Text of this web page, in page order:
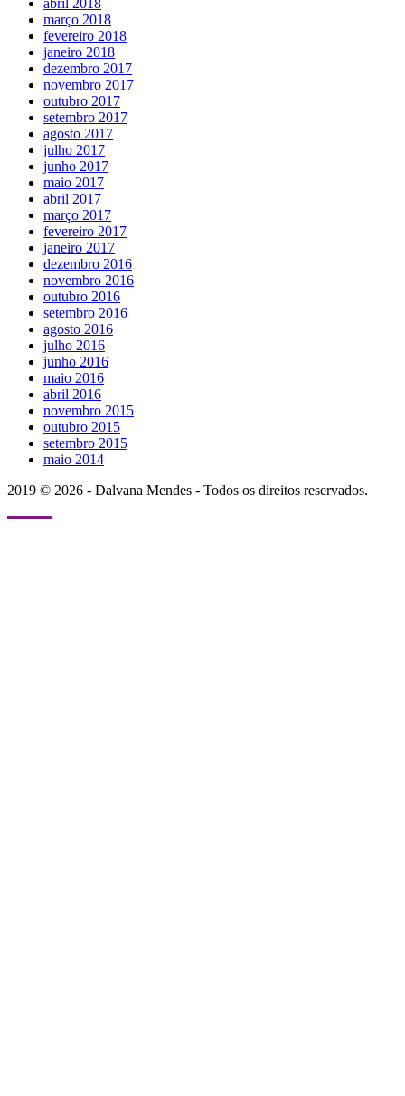
março 2018
fevereiro 2018
janeiro 2018
dezembro 2017
novembro 2017
outubro 2017
setembro 2017
agosto 2017
julho 2017
junho 2017
maio 2017
abril 2017
março 2017
fevereiro 2017
janeiro 2017
dezembro 2016
novembro 2016
outubro 2016
setembro 2016
agosto 2016
julho 2016
junho 2016
maio 2016
abril 2016
novembro 2015
outubro 2015
setembro 2015
maio 2014
2019 © 2026 - Dalvana Mendes - Todos os direitos reservados.